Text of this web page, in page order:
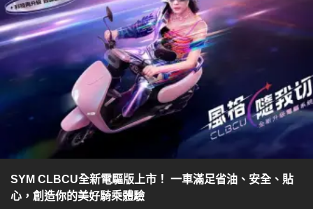
SYM CLBCU全新電驅版上市！ 一車滿足省油、安全、貼
心，創造你的美好騎乘體驗